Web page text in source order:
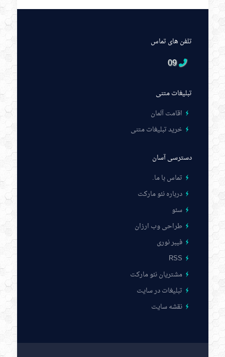
تلفن های تماس
09
تبلیغات متنی
اقامت آلمان
خرید تبلیغات متنی
دسترسی آسان
تماس با ما.
درباره نئو مارکت
سئو
طراحی وب ارزان
فیبر نوری
RSS
مشتریان نئو مارکت
تبلیغات در سایت
نقشه سایت